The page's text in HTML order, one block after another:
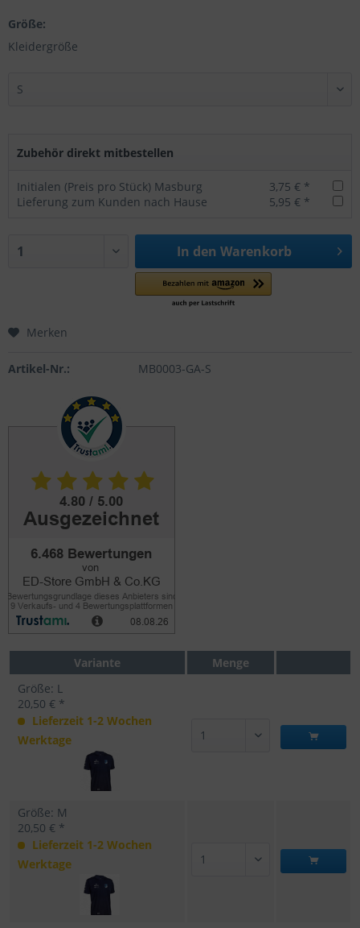
Größe:
Kleidergröße
Zubehör direkt mitbestellen
Initialen (Preis pro Stück) Masburg
3,75 € *
Lieferung zum Kunden nach Hause
5,95 € *
In den Warenkorb
Merken
Artikel-Nr.: MB0003-GA-S
Variante
Menge
Größe: L
20,50 € *
Lieferzeit 1-2 Wochen
Werktage
Größe: M
20,50 € *
Lieferzeit 1-2 Wochen
Werktage